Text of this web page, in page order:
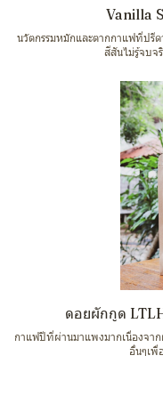
Vanilla
นวัตกรรมหมักและตากกาแฟที่ป
สีสันไม่รู้จบจ
ดอยผักกูด
กาแฟปีที่ผ่านมาแพงมากเนื่องจา
อื่นๆเพื่